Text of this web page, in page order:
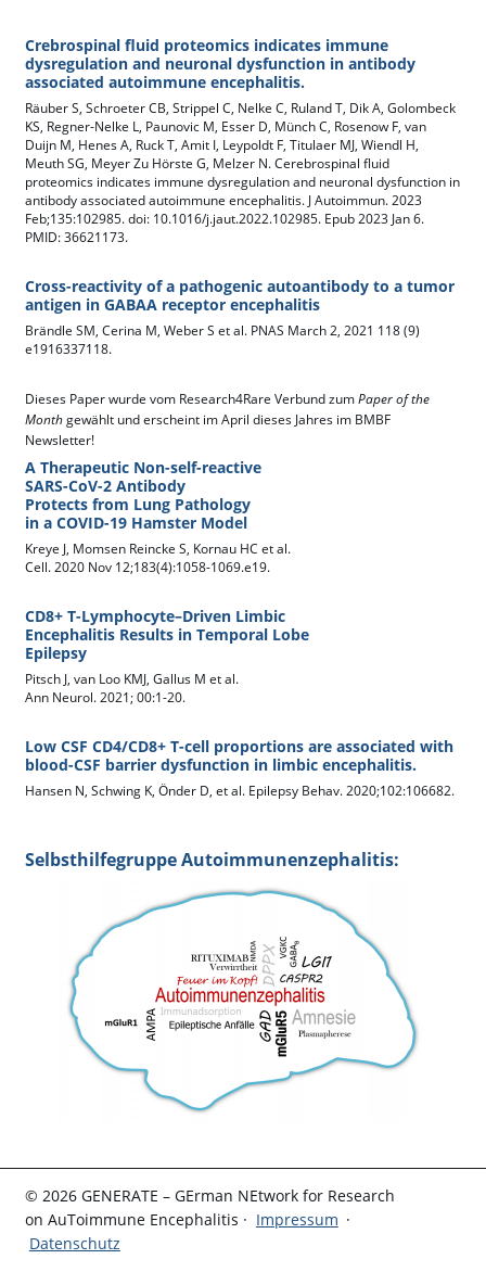
Crebrospinal fluid proteomics indicates immune
dysregulation and neuronal dysfunction in antibody
associated autoimmune encephalitis.
Räuber S, Schroeter CB, Strippel C, Nelke C, Ruland T, Dik A, Golombeck
KS, Regner-Nelke L, Paunovic M, Esser D, Münch C, Rosenow F, van
Duijn M, Henes A, Ruck T, Amit I, Leypoldt F, Titulaer MJ, Wiendl H,
Meuth SG, Meyer Zu Hörste G, Melzer N. Cerebrospinal fluid
proteomics indicates immune dysregulation and neuronal dysfunction in
antibody associated autoimmune encephalitis. J Autoimmun. 2023
Feb;135:102985. doi: 10.1016/j.jaut.2022.102985. Epub 2023 Jan 6.
PMID: 36621173.
Cross-reactivity of a pathogenic autoantibody to a tumor
antigen in GABAA receptor encephalitis
Brändle SM, Cerina M, Weber S et al. PNAS March 2, 2021 118 (9)
e1916337118.
Dieses Paper wurde vom Research4Rare Verbund zumPaper of the
Monthgewählt und erscheint im April dieses Jahres im BMBF
Newsletter!
A Therapeutic Non-self-reactive
SARS-CoV-2 Antibody
Protects from Lung Pathology
in a COVID-19 Hamster Model
Kreye J, Momsen Reincke S, Kornau HC et al.
Cell. 2020 Nov 12;183(4):1058-1069.e19.
CD8+ T-Lymphocyte–Driven Limbic
Encephalitis Results in Temporal Lobe
Epilepsy
Pitsch J, van Loo KMJ, Gallus M et al.
Ann Neurol. 2021; 00:1-20.
Low CSF CD4/CD8+ T-cell proportions are associated with
blood-CSF barrier dysfunction in limbic encephalitis.
Hansen N, Schwing K, Önder D, et al. Epilepsy Behav. 2020;102:106682.
Selbsthilfegruppe Autoimmunenzephalitis:
© 2026 GENERATE – GErman NEtwork for Research
on AuToimmune Encephalitis · Impressum ·
Datenschutz